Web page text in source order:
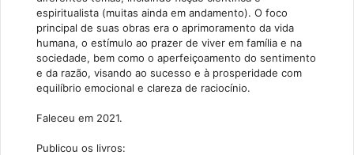
espiritualista (muitas ainda em andamento). O foco
principal de suas obras era o aprimoramento da vida
humana, o estímulo ao prazer de viver em família e na
sociedade, bem como o aperfeiçoamento do sentimento
e da razão, visando ao sucesso e à prosperidade com
equilíbrio emocional e clareza de raciocínio.
Faleceu em 2021.
Publicou os livros: